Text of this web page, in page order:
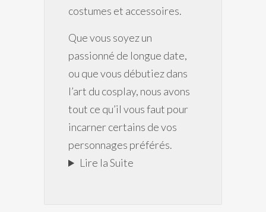
costumes et accessoires.
Que vous soyez un
passionné de longue date,
ou que vous débutiez dans
l’art du cosplay, nous avons
tout ce qu’il vous faut pour
incarner certains de vos
personnages préférés.
Lire la Suite